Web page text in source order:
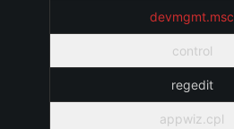
devmgmt.msc
control
regedit
appwiz.cpl